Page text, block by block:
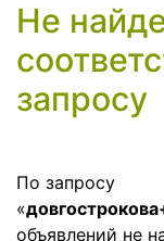
Не
запросу
По запросу
«
объявлений не